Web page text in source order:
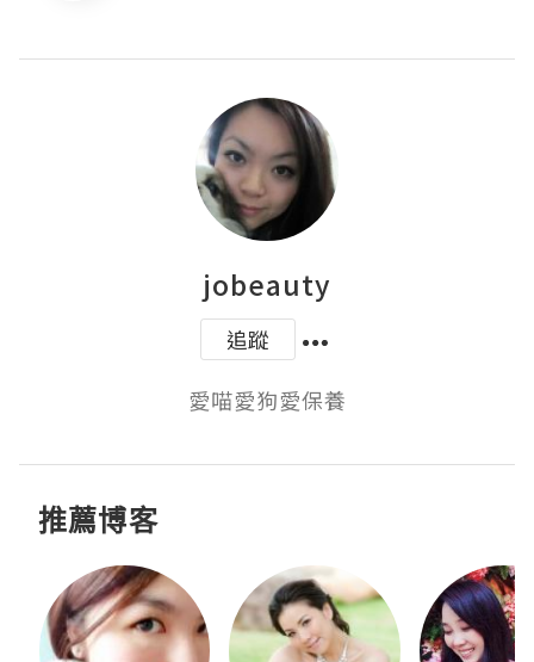
jobeauty
追蹤
愛喵愛狗愛保養
推薦博客